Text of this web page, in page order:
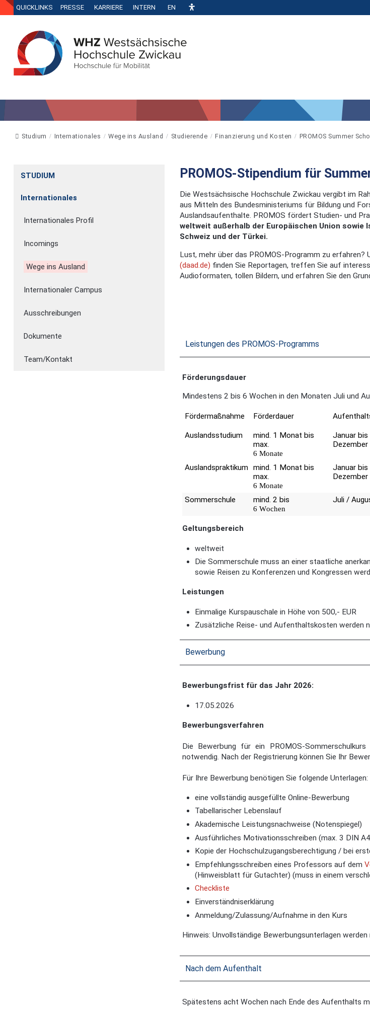
QUICKLINKS PRESSE KARRIERE INTERN EN
Studium Internationales Wege ins Ausland Studierende Finanzierung und Kosten PROMOS Summer
STUDIUM
Internationales
Internationales Profil
Incomings
Wege ins Ausland
Internationaler Campus
Ausschreibungen
Dokumente
Team/Kontakt
PROMOS-Stipendium für
Die Westsächsische Hochschule Zwickau vergibt im
aus Mitteln des Bundesministeriums für Bildung und
Auslandsaufenthalte. PROMOS fördert Studien- und
weltweit außerhalb der Europäischen Union sowie
Schweiz und der Türkei.
Lust, mehr über das PROMOS-Programm zu erfahren?
(daad.de) finden Sie Reportagen, treffen Sie auf
Audioformaten, tollen Bildern, und erfahren Sie den
Leistungen des PROMOS-Programms
Förderungsdauer
Mindestens 2 bis 6 Wochen in den Monaten Juli und
Fördermaßnahme Förderdauer
Auslandsstudium
mind. 1 Monat bis
max.
6 Monate
Januar bis
Dezember
Auslandspraktikum mind. 1 Monat bis
max.
6 Monate
Januar bis
Dezember
Sommerschule mind. 2 bis
6 Wochen
Juli /
Geltungsbereich
weltweit
Die Sommerschule muss an einer staatliche
sowie Reisen zu Konferenzen und Kongressen
Leistungen
Einmalige Kurspauschale in Höhe von 500,- EUR
Zusätzliche Reise- und Aufenthaltskosten werden
Bewerbung
Bewerbungsfrist für das Jahr 2026:
17.05.2026
Bewerbungsverfahren
Die Bewerbung für ein PROMOS-
notwendig. Nach der Registrierung können Sie Ihr
Für Ihre Bewerbung benötigen Sie folgende Unterlagen:
eine vollständig ausgefüllte Online-Bewerbung
Tabellarischer Lebenslauf
Akademische Leistungsnachweise (Notenspiegel)
Ausführliches Motivationsschreiben (max. 3 DIN
Kopie der Hochschulzugangsberechtigung / bei
Empfehlungsschreiben eines Professors auf dem
(Hinweisblatt für Gutachter) (muss in einem
Checkliste
Einverständniserklärung
Anmeldung/Zulassung/Aufnahme in den Kurs
Hinweis: Unvollständige Bewerbungsunterlagen
Nach dem Aufenthalt
Spätestens acht Wochen nach Ende des Aufenthalts